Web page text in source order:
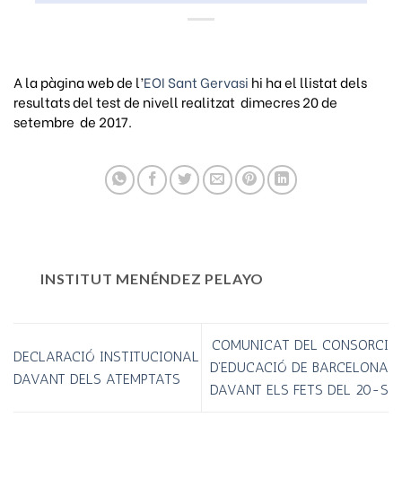
A la pàgina web de l’EOI Sant Gervasi hi ha el llistat dels
resultats del test de nivell realitzat dimecres 20 de
setembre de 2017.
INSTITUT MENÉNDEZ PELAYO
DECLARACIÓ INSTITUCIONAL
DAVANT DELS ATEMPTATS
COMUNICAT DEL CONSORCI
D’EDUCACIÓ DE BARCELONA
DAVANT ELS FETS DEL 20-S